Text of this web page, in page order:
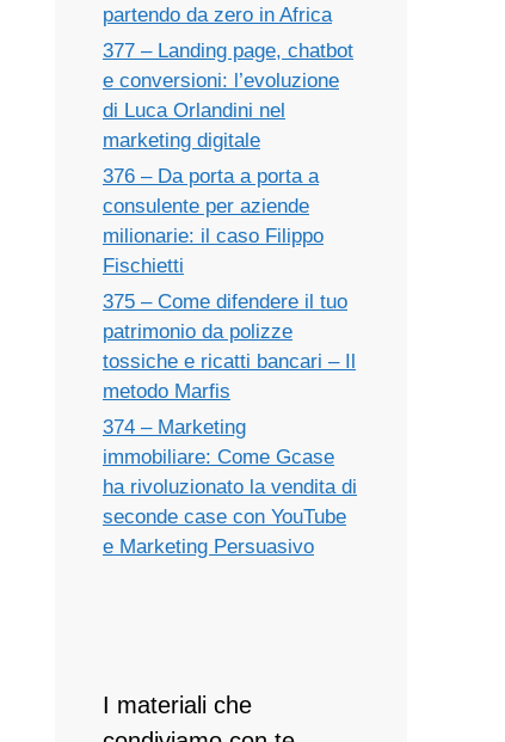
partendo da zero in Africa
377 – Landing page, chatbot
e conversioni: l’evoluzione
di Luca Orlandini nel
marketing digitale
376 – Da porta a porta a
consulente per aziende
milionarie: il caso Filippo
Fischietti
375 – Come difendere il tuo
patrimonio da polizze
tossiche e ricatti bancari – Il
metodo Marfis
374 – Marketing
immobiliare: Come Gcase
ha rivoluzionato la vendita di
seconde case con YouTube
e Marketing Persuasivo
I materiali che